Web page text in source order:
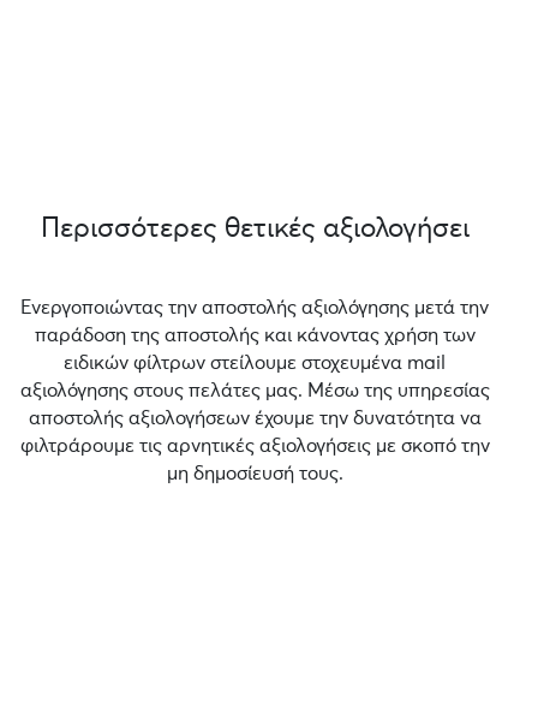
Περισσότερες θετικές αξιολογήσει
Ενεργοποιώντας την αποστολής αξιολόγησης μετά την
παράδοση της αποστολής και κάνοντας χρήση των
ειδικών φίλτρων στείλουμε στοχευμένα mail
αξιολόγησης στους πελάτες μας. Μέσω της υπηρεσίας
αποστολής αξιολογήσεων έχουμε την δυνατότητα να
φιλτράρουμε τις αρνητικές αξιολογήσεις με σκοπό την
μη δημοσίευσή τους.